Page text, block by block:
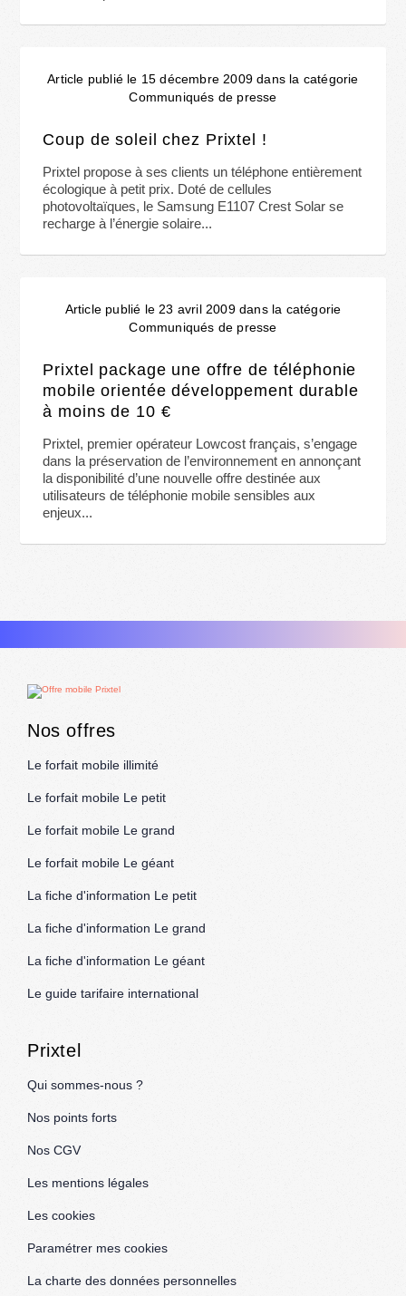
Article publié le 15 décembre 2009 dans la catégorie
Communiqués de presse
Coup de soleil chez Prixtel !
Prixtel propose à ses clients un téléphone entièrement
écologique à petit prix. Doté de cellules
photovoltaïques, le Samsung E1107 Crest Solar se
recharge à l’énergie solaire...
Article publié le 23 avril 2009 dans la catégorie
Communiqués de presse
Prixtel package une offre de téléphonie
mobile orientée développement durable
à moins de 10 €
Prixtel, premier opérateur Lowcost français, s’engage
dans la préservation de l’environnement en annonçant
la disponibilité d’une nouvelle offre destinée aux
utilisateurs de téléphonie mobile sensibles aux
enjeux...
Nos offres
Le forfait mobile illimité
Le forfait mobile Le petit
Le forfait mobile Le grand
Le forfait mobile Le géant
La fiche d'information Le petit
La fiche d'information Le grand
La fiche d'information Le géant
Le guide tarifaire international
Prixtel
Qui sommes-nous ?
Nos points forts
Nos CGV
Les mentions légales
Les cookies
Paramétrer mes cookies
La charte des données personnelles